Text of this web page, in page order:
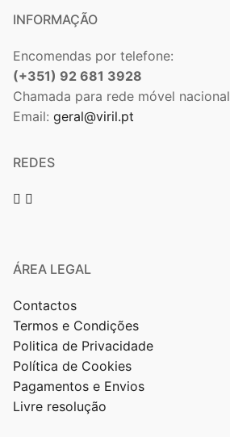
INFORMAÇÃO
Encomendas por telefone:
(+351) 92 681 3928
Chamada para rede móvel nacional
Email: geral@viril.pt
REDES
ÁREA LEGAL
Contactos
Termos e Condições
Politica de Privacidade
Política de Cookies
Pagamentos e Envios
Livre resolução